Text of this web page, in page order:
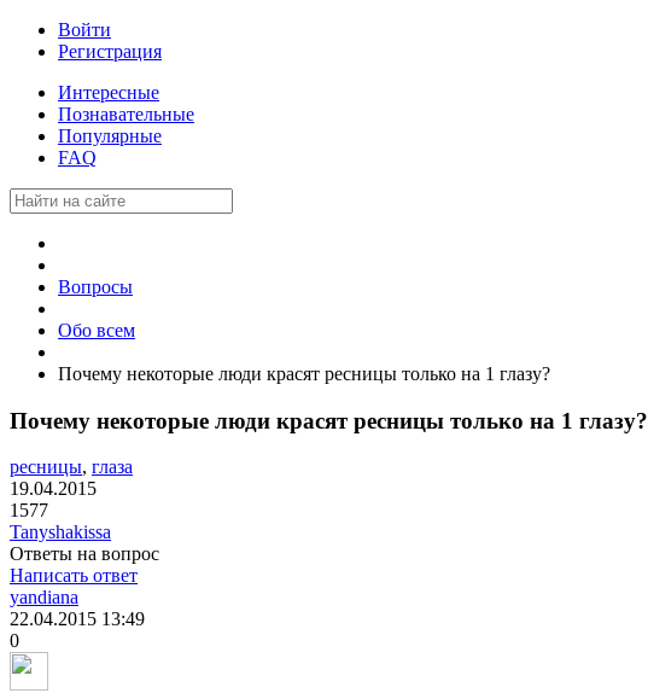
Войти
Регистрация
Интересные
Познавательные
Популярные
FAQ
Вопросы
Обо всем
Почему некоторые люди красят ресницы только на 1 глазу?
Почему некоторые люди красят ресницы только на 1 глазу?
ресницы, глаза
19.04.2015
1577
Tanyshakissa
Ответы на вопрос
Написать ответ
yandiana
22.04.2015 13:49
0